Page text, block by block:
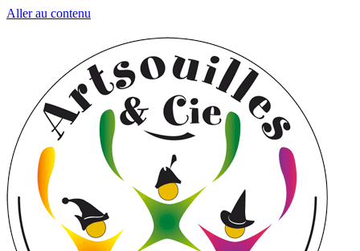
Aller au contenu